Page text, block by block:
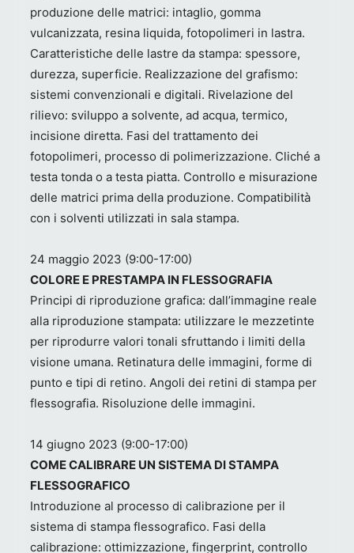
produzione delle matrici: intaglio, gomma
vulcanizzata, resina liquida, fotopolimeri in lastra.
Caratteristiche delle lastre da stampa: spessore,
durezza, superficie. Realizzazione del grafismo:
sistemi convenzionali e digitali. Rivelazione del
rilievo: sviluppo a solvente, ad acqua, termico,
incisione diretta. Fasi del trattamento dei
fotopolimeri, processo di polimerizzazione. Cliché a
testa tonda o a testa piatta. Controllo e misurazione
delle matrici prima della produzione. Compatibilità
con i solventi utilizzati in sala stampa.
24 maggio 2023 (9:00-17:00)
COLORE E PRESTAMPA IN FLESSOGRAFIA
Principi di riproduzione grafica: dall’immagine reale
alla riproduzione stampata: utilizzare le mezzetinte
per riprodurre valori tonali sfruttando i limiti della
visione umana. Retinatura delle immagini, forme di
punto e tipi di retino. Angoli dei retini di stampa per
flessografia. Risoluzione delle immagini.
14 giugno 2023 (9:00-17:00)
COME CALIBRARE UN SISTEMA DI STAMPA
FLESSOGRAFICO
Introduzione al processo di calibrazione per il
sistema di stampa flessografico. Fasi della
calibrazione: ottimizzazione, fingerprint, controllo